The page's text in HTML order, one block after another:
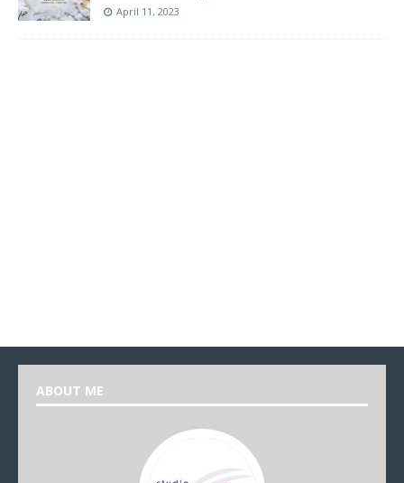
April 11, 2023
ABOUT ME